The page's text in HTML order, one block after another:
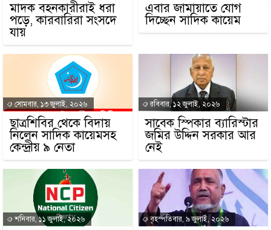
মাদক বহনকারীরাই ধরা
পড়ে, কারবারিরা সংসদে
যায়
এবার জামায়াতে যোগ
দিচ্ছেন সাদিক কায়েম
সোমবার, ১৩ জুলাই, ২০২৬
ছাত্রশিবির থেকে বিদায়
নিলেন সাদিক কায়েমসহ
কেন্দ্রীয় ৯ নেতা
রবিবার, ১২ জুলাই, ২০২৬
সাবেক স্পিকার ব্যারিস্টার
জমির উদ্দিন সরকার আর
নেই
শনিবার, ১১ জুলাই, ২০২৬ বৃহস্পতিবার, ৯ জুলাই, ২০২৬